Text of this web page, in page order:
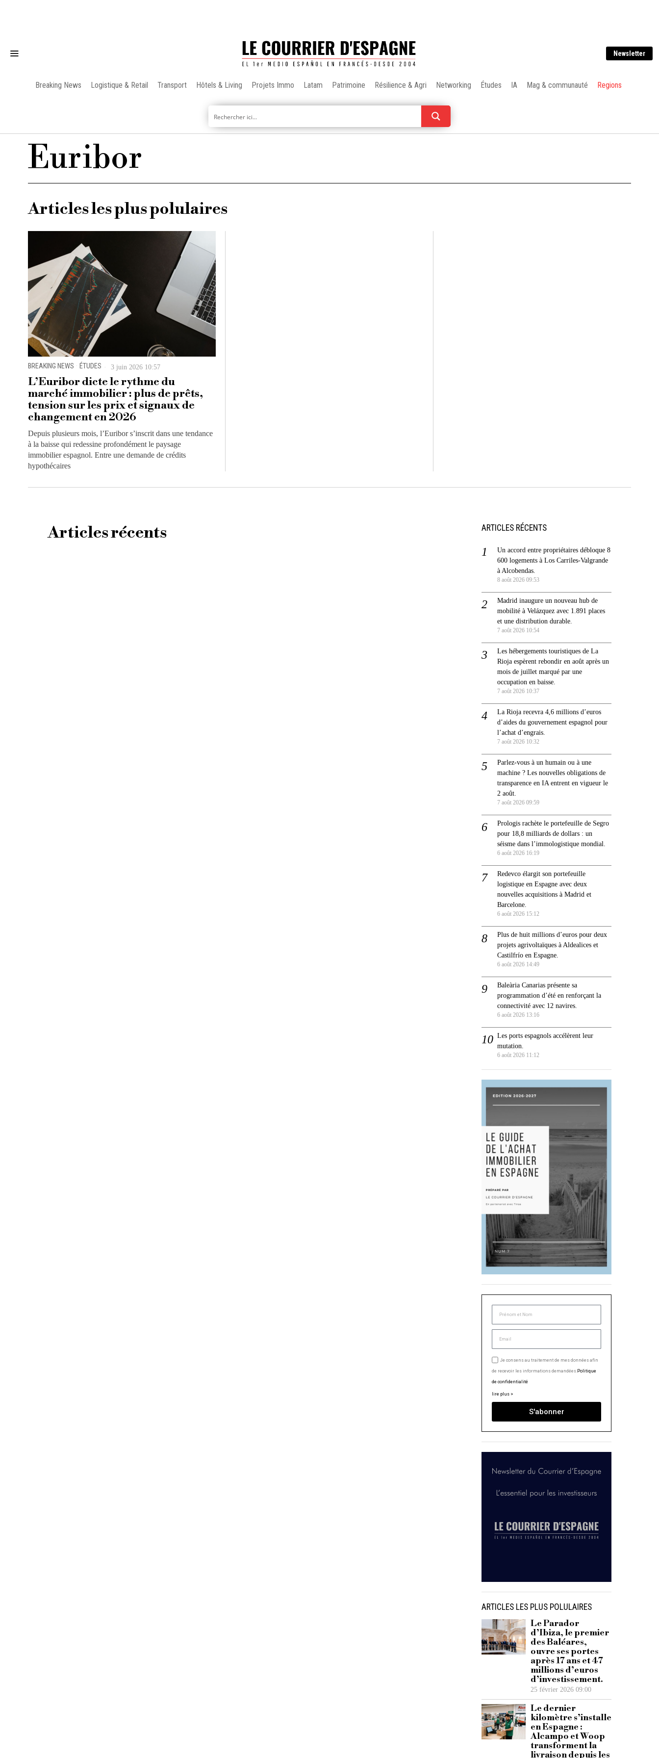
Newsletter
Breaking News Logistique & Retail Transport Hôtels & Living Projets Immo Latam Patrimoine Résilience & Agri Networking Études IA Mag & communauté Regions
Euribor
Articles les plus polulaires
BREAKING NEWS · ÉTUDES 3 juin 2026 10:57
L’Euribor dicte le rythme du
marché immobilier : plus de prêts,
tension sur les prix et signaux de
changement en 2026
Depuis plusieurs mois, l’Euribor s’inscrit dans une tendance
à la baisse qui redessine profondément le paysage
immobilier espagnol. Entre une demande de crédits
hypothécaires
Articles récents ARTICLES RÉCENTS
Un accord entre propriétaires débloque 8
600 logements à Los Carriles-Valgrande
à Alcobendas.
8 août 2026 09:53
Madrid inaugure un nouveau hub de
mobilité à Velázquez avec 1.891 places
et une distribution durable.
7 août 2026 10:54
Les hébergements touristiques de La
Rioja espèrent rebondir en août après un
mois de juillet marqué par une
occupation en baisse.
7 août 2026 10:37
La Rioja recevra 4,6 millions d’euros
d’aides du gouvernement espagnol pour
l’achat d’engrais.
7 août 2026 10:32
Parlez-vous à un humain ou à une
machine ? Les nouvelles obligations de
transparence en IA entrent en vigueur le
2 août.
7 août 2026 09:59
Prologis rachète le portefeuille de Segro
pour 18,8 milliards de dollars : un
séisme dans l’immologistique mondial.
6 août 2026 16:19
Redevco élargit son portefeuille
logistique en Espagne avec deux
nouvelles acquisitions à Madrid et
Barcelone.
6 août 2026 15:12
Plus de huit millions d’euros pour deux
projets agrivoltaïques à Aldealices et
Castilfrío en Espagne.
6 août 2026 14:49
Baleària Canarias présente sa
programmation d’été en renforçant la
connectivité avec 12 navires.
6 août 2026 13:16
Les ports espagnols accélèrent leur
mutation.
6 août 2026 11:12
Je consens au traitement de mes données afin
de recevoir les informations demandées.Politique
de confidentialité
lire plus >
S'abonner
ARTICLES LES PLUS POLULAIRES
Le Parador
d’Ibiza, le premier
des Baléares,
ouvre ses portes
après 17 ans et 47
millions d’euros
d’investissement.
25 février 2026 09:00
Le dernier
kilomètre s’installe
en Espagne :
Alcampo et Woop
transforment la
livraison depuis les